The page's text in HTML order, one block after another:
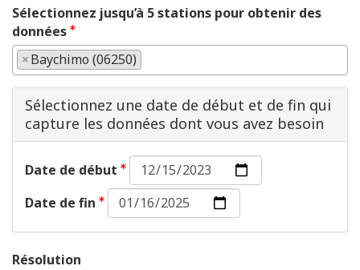
Sélectionnez jusqu’à 5 stations pour obtenir des
données
×Baychimo (06250)
Sélectionnez une date de début et de fin qui
capture les données dont vous avez besoin
Date de début
Date
de
début :
Date
Date de fin
Date
de
fin :
Résolution